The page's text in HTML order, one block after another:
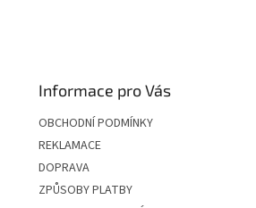
Informace pro Vás
OBCHODNÍ PODMÍNKY
REKLAMACE
DOPRAVA
ZPŮSOBY PLATBY